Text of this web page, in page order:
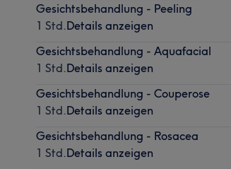
Gesichtsbehandlung - Peeling
1 Std.Details anzeigen
Gesichtsbehandlung - Aquafacial
1 Std.Details anzeigen
Gesichtsbehandlung - Couperose
1 Std.Details anzeigen
Gesichtsbehandlung - Rosacea
1 Std.Details anzeigen